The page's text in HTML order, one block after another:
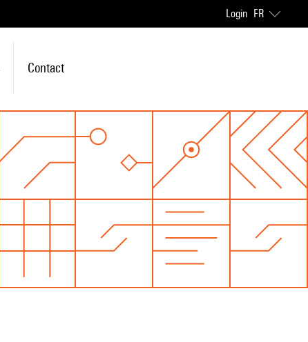
Login FR
Contact